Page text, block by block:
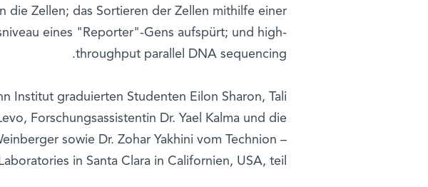
die Zellen; das Sortieren der Zellen mithilfe einer
eines "Reporter"-Gens aufspürt; und high-
throughput parallel DNA sequencing.
Institut graduierten Studenten Eilon Sharon, Tali
Forschungsassistentin Dr. Yael Kalma und die
sowie Dr. Zohar Yakhini vom Technion –
in Santa Clara in Californien, USA, teil.